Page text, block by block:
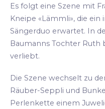
Es folgt eine Szene mit
Kneipe «Lämmli», die
Sängerduo erwartet. In
Baumanns Tochter
verliebt.
Die Szene wechselt zu
Räuber-Seppli und
Perlenkette einem